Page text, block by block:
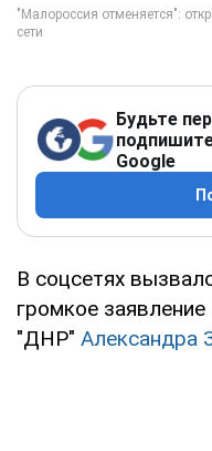
Будьте
Google
В соцсетях
громкое
"ДНР" Александра